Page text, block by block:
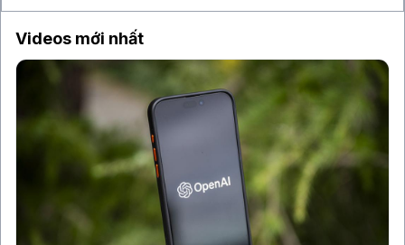
Videos mới nhất